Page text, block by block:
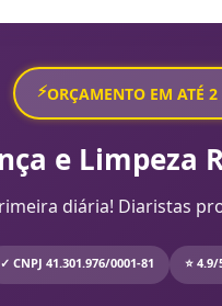
⚡ORÇAMENTO EM ATÉ
e Limpeza
diária! Diaristas
✓ CNPJ 41.301.976/0001-81 ⭐